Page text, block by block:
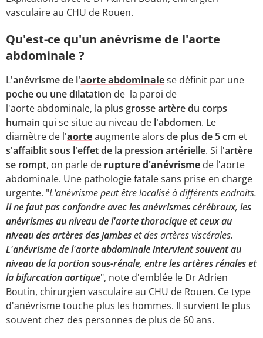
vasculaire au CHU de Rouen.
Qu'est-ce qu'un anévrisme de l'aorte
abdominale ?
L'anévrisme de l'aorte abdominalese définit par une
poche ou une dilatation de la paroi de
l'aorte abdominale, la plus grosse artère du corps
humain qui se situe au niveau de l'abdomen. Le
diamètre de l'aorteaugmente alors de plus de 5 cm et
s'affaiblit sous l'effet de la pression artérielle. Si l'artère
se rompt, on parle de rupture d'anévrisme de l'aorte
abdominale. Une pathologie fatale sans prise en charge
urgente. "L'anévrisme peut être localisé à différents endroits.
Il ne faut pas confondre avec les anévrismes cérébraux, les
anévrismes au niveau de l'aorte thoracique et ceux au
niveau des artères des jambeset des artères viscérales.
L'anévrisme de l'aorte abdominale intervient souvent au
niveau de la portion sous-rénale, entre les artères rénales et
la bifurcation aortique", note d'emblée le Dr Adrien
Boutin, chirurgien vasculaire au CHU de Rouen. Ce type
d'anévrisme touche plus les hommes. Il survient le plus
souvent chez des personnes de plus de 60 ans.